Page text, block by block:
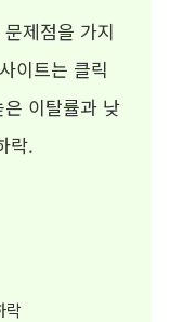
제점을 가지
이트는 클릭
이탈률과 낮
락.
락